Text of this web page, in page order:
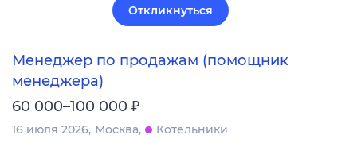
Откликнуться
Менеджер по продажам (помощник
менеджера)
60 000–100 000 ₽
16 июля 2026 Москва
Котельники